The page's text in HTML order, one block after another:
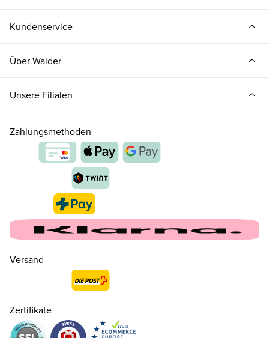
CHF 169.00
37 ( 4 )
Kundenservice
Über Walder
Unsere Filialen
Zahlungsmethoden
Versand
Zertifikate